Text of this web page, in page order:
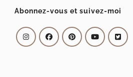
Les
options
peuvent
Abonnez-vous et suivez-moi